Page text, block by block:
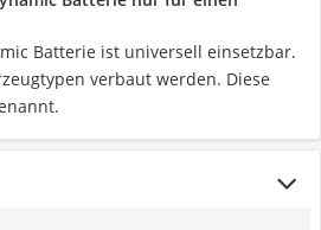
Batterie ist universell einsetzbar.
verbaut werden. Diese